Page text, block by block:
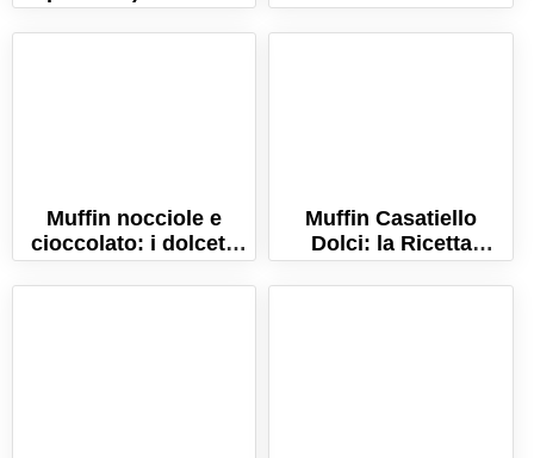
pronta in 5 minuti!
La ricetta perfetta!
Muffin nocciole e
cioccolato: i dolcetti
soffici e golosi, amati
dai bambini!
Muffin Casatiello
Dolci: la Ricetta
Napoletana per la
Pasqua